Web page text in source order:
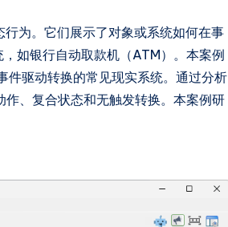
行为。它们展示了对象或系统如何在事
如银行自动取款机（ATM）。本案例
件驱动转换的常见现实系统。通过分析
、复合状态和无触发转换。本案例研